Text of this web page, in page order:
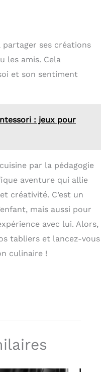
ses créations
les amis. Cela
et son sentiment
: jeux pour
par la pédagogie
aventure qui allie
créativité. C’est un
mais aussi pour
avec lui. Alors,
tabliers et lancez-vous
culinaire !